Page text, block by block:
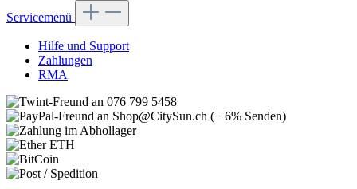
Servicemenü
Hilfe und Support
Zahlungen
RMA